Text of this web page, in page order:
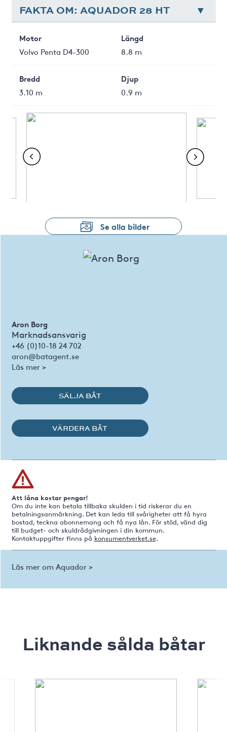
FAKTA OM: AQUADOR 28 HT
Motor
Volvo Penta D4-300
Längd
8.8 m
Bredd
3.10 m
Djup
0.9 m
Se alla bilder
Aron Borg
Marknadsansvarig
+46 (0)10-18 24 702
aron@batagent.se
Läs mer >
SÄLJA BÅT
VÄRDERA BÅT
Att låna kostar pengar!
Om du inte kan betala tillbaka skulden i tid riskerar du en
betalningsanmärkning. Det kan leda till svårigheter att få hyra
bostad, teckna abonnemang och få nya lån. För stöd, vänd dig
till budget- och skuldrådgivningen i din kommun.
Kontaktuppgifter finns på konsumentverket.se.
Läs mer om Aquador >
Liknande sålda båtar